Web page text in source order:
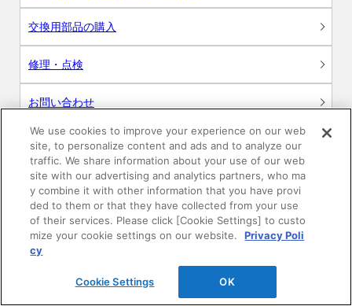
交換用部品の購入
修理・点検
お問い合わせ
ログイン
建築・設計関係者様向けサイト
ユーザー登録サービス
WEB見積システム
収納プランニングソフト
We use cookies to improve your experience on our web
site, to personalize content and ads and to analyze our
traffic. We share information about your use of our web
site with our advertising and analytics partners, who ma
y combine it with other information that you have provi
ded to them or that they have collected from your use
of their services. Please click [Cookie Settings] to custo
mize your cookie settings on our website.
Privacy Poli
cy
Cookie Settings OK